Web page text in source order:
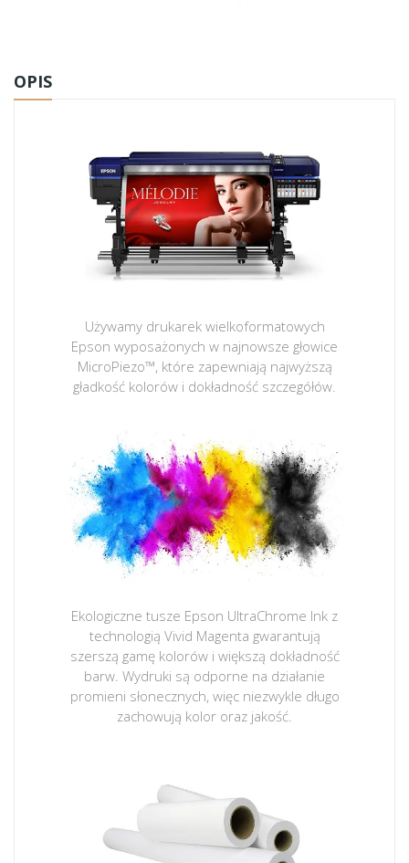
OPIS
Używamy drukarek wielkoformatowych
Epson wyposażonych w najnowsze głowice
MicroPiezo™, które zapewniają najwyższą
gładkość kolorów i dokładność szczegółów.
Ekologiczne tusze Epson UltraChrome Ink z
technologią Vivid Magenta gwarantują
szerszą gamę kolorów i większą dokładność
barw. Wydruki są odporne na działanie
promieni słonecznych, więc niezwykle długo
zachowują kolor oraz jakość.